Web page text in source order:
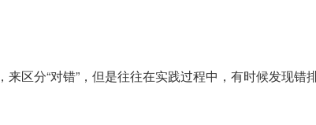
区分“对错”，但是往往在实践过程中，有时候发现错